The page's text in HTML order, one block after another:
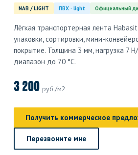
NAB / LIGHT ПВХ · light Официальный
Лёгкая транспортерная лента
упаковки, сортировки, мини-
покрытие. Толщина 3 мм, нагрузка 7
диапазон до 70 °C.
3 200 руб./м2
Получить коммерческое
Перезвоните мне